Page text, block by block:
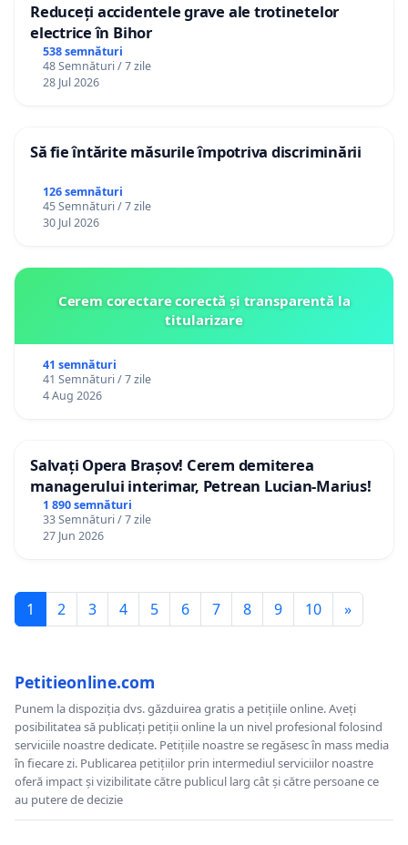
Reduceți accidentele grave ale trotinetelor
electrice în Bihor
538 semnături
48 Semnături / 7 zile
28 Jul 2026
Să fie întărite măsurile împotriva discriminării
126 semnături
45 Semnături / 7 zile
30 Jul 2026
Cerem corectare corectă și transparentă la
titularizare
41 semnături
41 Semnături / 7 zile
4 Aug 2026
Salvați Opera Brașov! Cerem demiterea
managerului interimar, Petrean Lucian-Marius!
1 890 semnături
33 Semnături / 7 zile
27 Jun 2026
1 2 3 4 5 6 7 8 9 10 »
Petitieonline.com
Punem la dispoziția dvs. găzduirea gratis a petițiile online. Aveți
posibilitatea să publicați petiții online la un nivel profesional folosind
serviciile noastre dedicate. Petițiile noastre se regăsesc în mass media
în fiecare zi. Publicarea petițiilor prin intermediul serviciilor noastre
oferă impact și vizibilitate către publicul larg cât și către persoane ce
au putere de decizie